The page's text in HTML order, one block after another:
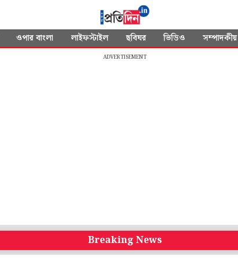
ওপার বাংলা লাইফস্টাইল ছবিঘর ভিডিও সম্পাদকীয়
ADVERTISEMENT
Breaking News